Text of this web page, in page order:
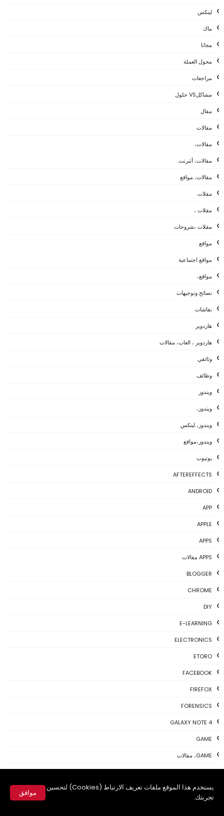
يستخدم هذا الموقع ملفات تعريف الارتباط (Cookies) لتحسين
تجربتك.
موافق
لينكس
ماك
مجانا
محول العملة
مراجعات
مشاكلVS حلول
مقال
مقالات
مقالات،
مقالات، أنترنت
مقالات، مواقع
مقلات
مقلات ،
مقلات ،شروحات
مواقع
مواقع اجتماعية
مواقع،
نصائح وتوجيهات
نقاشات
هاردوير
هاردوير ، العاب، مقالات
وثائقي
وظائف
ويندوز
ويندوز،
ويندوز، لينكس
ويندوز،مواقع
يوتيوب
AFTEREFFECTS
ANDROID
APP
APPLE
APPS
APPS مقالات
BLOGGER
CHROME
DIY
E-LEARNING
ELECTRONICS
ETORO
FACEBOOK
FIREFOX
FORENSICS
GALAXY NOTE 4
GAME
GAME، مقالات
GMAIL